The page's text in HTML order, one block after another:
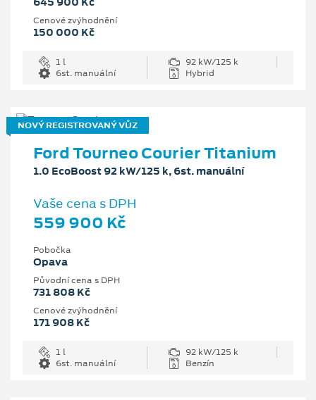
Cenové zvýhodnění
150 000 Kč
1 l
92 kW/125 k
6st. manuální
Hybrid
NOVÝ REGISTROVANÝ VŮZ
Ford Tourneo Courier Titanium
1.0 EcoBoost 92 kW/125 k, 6st. manuální
Vaše cena s DPH
559 900 Kč
Pobočka
Opava
Původní cena s DPH
731 808 Kč
Cenové zvýhodnění
171 908 Kč
1 l
92 kW/125 k
6st. manuální
Benzín